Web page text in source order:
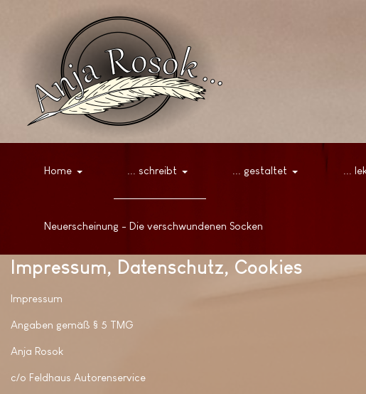
Home ... schreibt ... gestaltet ...
Neuerscheinung - Die verschwundenen Socken
Impressum, Datenschutz, Cookies
Impressum
Angaben gemäß § 5 TMG
Anja Rosok
c/o Feldhaus Autorenservice